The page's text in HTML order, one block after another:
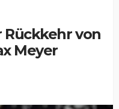
von
Meyer